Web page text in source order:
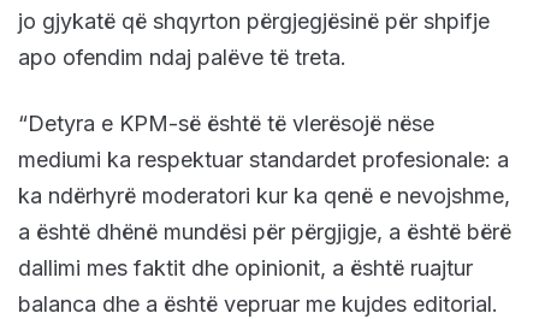
jo gjykatë që shqyrton përgjegjësinë për shpifje
apo ofendim ndaj palëve të treta.
“Detyra e KPM-së është të vlerësojë nëse
mediumi ka respektuar standardet profesionale: a
ka ndërhyrë moderatori kur ka qenë e nevojshme,
a është dhënë mundësi për përgjigje, a është bërë
dallimi mes faktit dhe opinionit, a është ruajtur
balanca dhe a është vepruar me kujdes editorial.